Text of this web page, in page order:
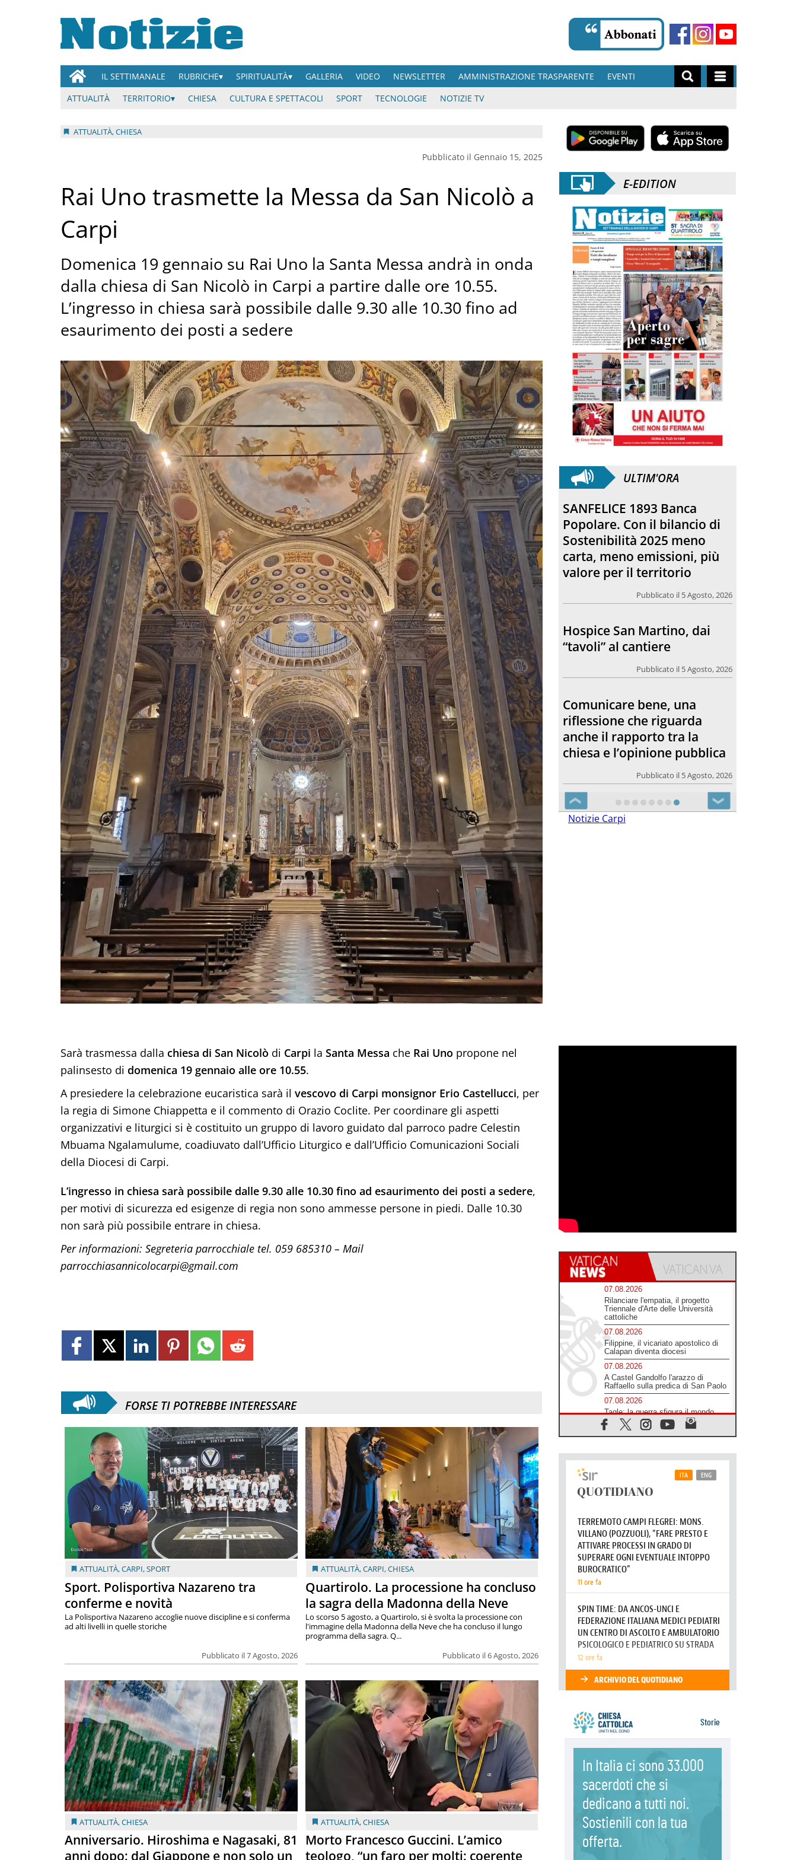
IL SETTIMANALE RUBRICHE SPIRITUALITÀ GALLERIA VIDEO NEWSLETTER AMMINISTRAZIONE TRASPARENTE
EVENTI
ATTUALITÀ
TERRITORIO CHIESA CULTURA E SPETTACOLI SPORT TECNOLOGIE NOTIZIE TV
ATTUALITÀ, CHIESA
Pubblicato il Gennaio 15, 2025
Rai Uno trasmette la Messa da San Nicolò a
Carpi
Domenica 19 gennaio su Rai Uno la Santa Messa andrà in onda
dalla chiesa di San Nicolò in Carpi a partire dalle ore 10.55.
L’ingresso in chiesa sarà possibile dalle 9.30 alle 10.30 fino ad
esaurimento dei posti a sedere
Sarà trasmessa dalla chiesa di San Nicolò di Carpi la Santa Messa che Rai Uno propone nel
palinsesto di domenica 19 gennaio alle ore 10.55.
A presiedere la celebrazione eucaristica sarà il vescovo di Carpi monsignor Erio Castellucci, per
la regia di Simone Chiappetta e il commento di Orazio Coclite. Per coordinare gli aspetti
organizzativi e liturgici si è costituito un gruppo di lavoro guidato dal parroco padre Celestin
Mbuama Ngalamulume, coadiuvato dall’Ufficio Liturgico e dall’Ufficio Comunicazioni Sociali
della Diocesi di Carpi.
L’ingresso in chiesa sarà possibile dalle 9.30 alle 10.30 fino ad esaurimento dei posti a sedere,
per motivi di sicurezza ed esigenze di regia non sono ammesse persone in piedi. Dalle 10.30
non sarà più possibile entrare in chiesa.
Per informazioni: Segreteria parrocchiale tel. 059 685310 – Mail
parrocchiasannicolocarpi@gmail.com
FORSE TI POTREBBE INTERESSARE
ATTUALITÀ,CARPI,SPORT
Sport. Polisportiva Nazareno tra
conferme e novità
Pubblicato il 7 Agosto, 2026
La Polisportiva Nazareno accoglie nuove discipline e si conferma
ad alti livelli in quelle storiche
ATTUALITÀ,CARPI,CHIESA
Quartirolo. La processione ha concluso
la sagra della Madonna della Neve
Pubblicato il 6 Agosto, 2026
Lo scorso 5 agosto, a Quartirolo, si è svolta la processione con
l'immagine della Madonna della Neve che ha concluso il lungo
programma della sagra. Q...
ATTUALITÀ,CHIESA
Anniversario. Hiroshima e Nagasaki, 81
anni dopo: dal Giappone e non solo un
ATTUALITÀ,CHIESA
Morto Francesco Guccini. L’amico
teologo, “un faro per molti: coerente
E-EDITION
ULTIM'ORA
SANFELICE 1893 Banca
Popolare. Con il bilancio di
Sostenibilità 2025 meno
carta, meno emissioni, più
valore per il territorio
Pubblicato il 5 Agosto, 2026
Hospice San Martino, dai
“tavoli” al cantiere
Pubblicato il 5 Agosto, 2026
Comunicare bene, una
riflessione che riguarda
anche il rapporto tra la
chiesa e l’opinione pubblica
Pubblicato il 5 Agosto, 2026
❮ ❯
Notizie Carpi
07.08.2026
Rilanciare l'empatia, il progetto
Triennale d'Arte delle Università
cattoliche
07.08.2026
Filippine, il vicariato apostolico di
Calapan diventa diocesi
07.08.2026
A Castel Gandolfo l'arazzo di
Raffaello sulla predica di San Paolo
07.08.2026
Tagle: la guerra sfigura il mondo,
solo la rivelazione di Dio lo
trasfigura
Il Papa in Francia, quattro giorni
intensi tra Chiesa, popolo e
07.08.2026
SIGNIS 2026, dare voce alle
07.08.2026
Honduras, gli sfollati invisibili di una
crisi dimenticata
07.08.2026
Italia, Antigone: carceri al limite
sovraffollamento
07.08.2026
Parolin conclude il viaggio in
Messico: "La pace inizia con
l'empatia per il dolore altrui"
07.08.2026
la visita del Papa dono per tutto il
Paese